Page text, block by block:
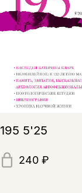
195 5'25
240 ₽